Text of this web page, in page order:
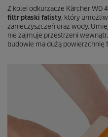
Z kolei odkurzacze Kärcher WD
filtr płaski falisty, który
zanieczyszczeń oraz wody.
nie zajmuje przestrzeni
budowie ma dużą powierzchnię